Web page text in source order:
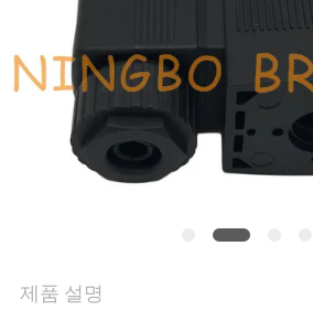
와
용
제품 설명